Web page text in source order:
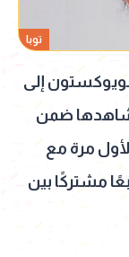
توبا
إلى
مشاهدها ضمن
مرة مع
مشتركًا بين